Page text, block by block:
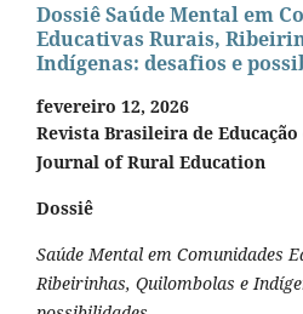
Dossiê Saúde Mental em
Educativas Rurais,
Indígenas: desafios e
fevereiro 12, 2026
Revista Brasileira de
Journal of Rural Education
Dossiê
Saúde Mental em Comunidades
Ribeirinhas, Quilombolas e